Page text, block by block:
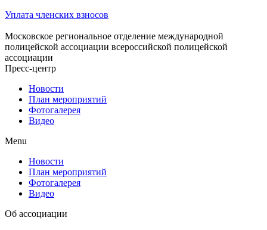
Уплата членских взносов
Московское региональное отделение международной
полицейской ассоциации всероссийской полицейской
ассоциации
Пресс-центр
Новости
План мероприятий
Фотогалерея
Видео
Menu
Новости
План мероприятий
Фотогалерея
Видео
Об ассоциации